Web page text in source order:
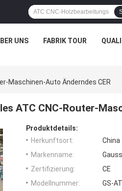
UNS FABRIK TOUR
Maschinen-Auto Änderndes CER
ATC CNC-Router-
Produktdetails:
Herkunftsort:
China
Markenname:
Gauss
Zertifizierung:
CE
Modellnummer:
GS-